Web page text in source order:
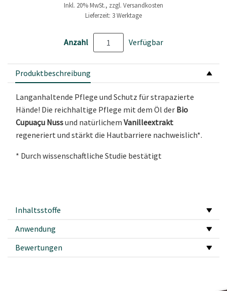
Inkl. 20% MwSt., zzgl. Versandkosten
Lieferzeit: 3 Werktage
Anzahl Verfügbar
Produktbeschreibung
Langanhaltende Pflege und Schutz für strapazierte
Hände! Die reichhaltige Pflege mit dem Öl der Bio
Cupuaçu Nussund natürlichem Vanilleextrakt
regeneriert und stärkt die Hautbarriere nachweislich*.
* Durch wissenschaftliche Studie bestätigt
Inhaltsstoffe
Anwendung
Bewertungen